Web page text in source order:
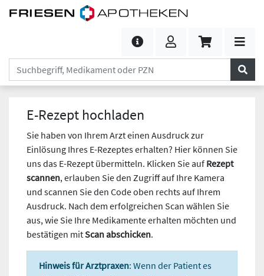
E-Rezept hochladen
Sie haben von Ihrem Arzt einen Ausdruck zur
Einlösung Ihres E-Rezeptes erhalten? Hier können Sie
uns das E-Rezept übermitteln. Klicken Sie auf Rezept
scannen, erlauben Sie den Zugriff auf Ihre Kamera
und scannen Sie den Code oben rechts auf Ihrem
Ausdruck. Nach dem erfolgreichen Scan wählen Sie
aus, wie Sie Ihre Medikamente erhalten möchten und
bestätigen mitScan abschicken.
Hinweis für Arztpraxen: Wenn der Patient es